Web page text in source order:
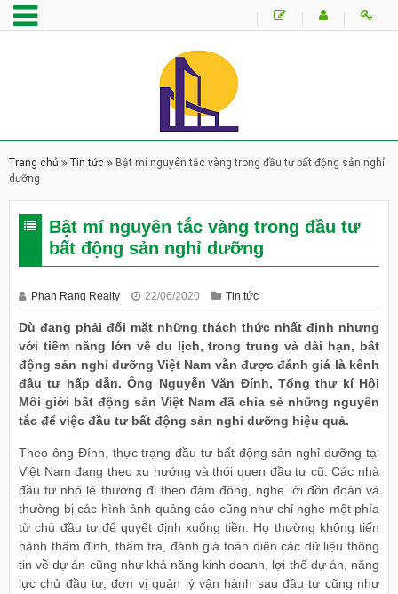
Trang chủ Tin tức
Bật mí nguyên tắc vàng trong đầu tư bất động sản nghỉ
dưỡng
Bật mí nguyên tắc vàng trong đầu tư
bất động sản nghỉ dưỡng
Phan Rang Realty 22/06/2020 Tin tức
Dù đang phải đối mặt những thách thức nhất định nhưng
với tiềm năng lớn về du lịch, trong trung và dài hạn, bất
động sản nghỉ dưỡng Việt Nam vẫn được đánh giá là kênh
đầu tư hấp dẫn. Ông Nguyễn Văn Đính, Tổng thư kí Hội
Môi giới bất động sản Việt Nam đã chia sẻ những nguyên
tắc để việc đầu tư bất động sản nghỉ dưỡng hiệu quả.
Theo ông Đính, thực trạng đầu tư bất động sản nghỉ dưỡng tại
Việt Nam đang theo xu hướng và thói quen đầu tư cũ. Các nhà
đầu tư nhỏ lẻ thường đi theo đám đông, nghe lời đồn đoán và
thường bị các hình ảnh quảng cáo cũng như chỉ nghe một phía
từ chủ đầu tư để quyết định xuống tiền. Họ thường không tiến
hành thẩm định, thẩm tra, đánh giá toàn diện các dữ liệu thông
tin về dự án cũng như khả năng kinh doanh, lợi thế dự án, năng
lực chủ đầu tư, đơn vị quản lý vận hành sau đầu tư cũng như